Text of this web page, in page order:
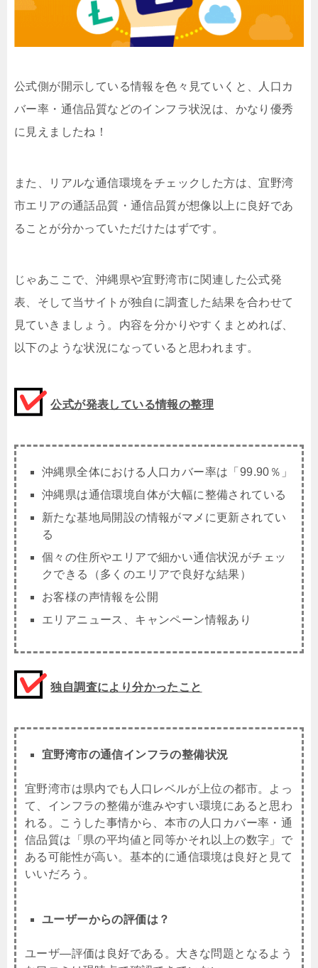
公式側が開示している情報を色々見ていくと、人口カ
バー率・通信品質などのインフラ状況は、かなり優秀
に見えましたね！
また、リアルな通信環境をチェックした方は、宜野湾
市エリアの通話品質・通信品質が想像以上に良好であ
ることが分かっていただけたはずです。
じゃあここで、沖縄県や宜野湾市に関連した公式発
表、そして当サイトが独自に調査した結果を合わせて
見ていきましょう。内容を分かりやすくまとめれば、
以下のような状況になっていると思われます。
公式が発表している情報の整理
沖縄県全体における人口カバー率は「99.90％」
沖縄県は通信環境自体が大幅に整備されている
新たな基地局開設の情報がマメに更新されてい
る
個々の住所やエリアで細かい通信状況がチェッ
クできる（多くのエリアで良好な結果）
お客様の声情報を公開
エリアニュース、キャンペーン情報あり
独自調査により分かったこと
宜野湾市の通信インフラの整備状況
宜野湾市は県内でも人口レベルが上位の都市。よっ
て、インフラの整備が進みやすい環境にあると思わ
れる。こうした事情から、本市の人口カバー率・通
信品質は「県の平均値と同等かそれ以上の数字」で
ある可能性が高い。基本的に通信環境は良好と見て
いいだろう。
ユーザーからの評価は？
ユーザ―評価は良好である。大きな問題となるよう